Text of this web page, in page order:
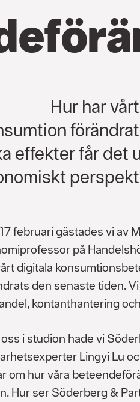
Hur har
effekter får det
februari gästades vi av
på
digitala
den senaste tiden.
kontanthantering
i studion hade vi
Lingyi Lu
om hur våra
Hur ser Söderberg &